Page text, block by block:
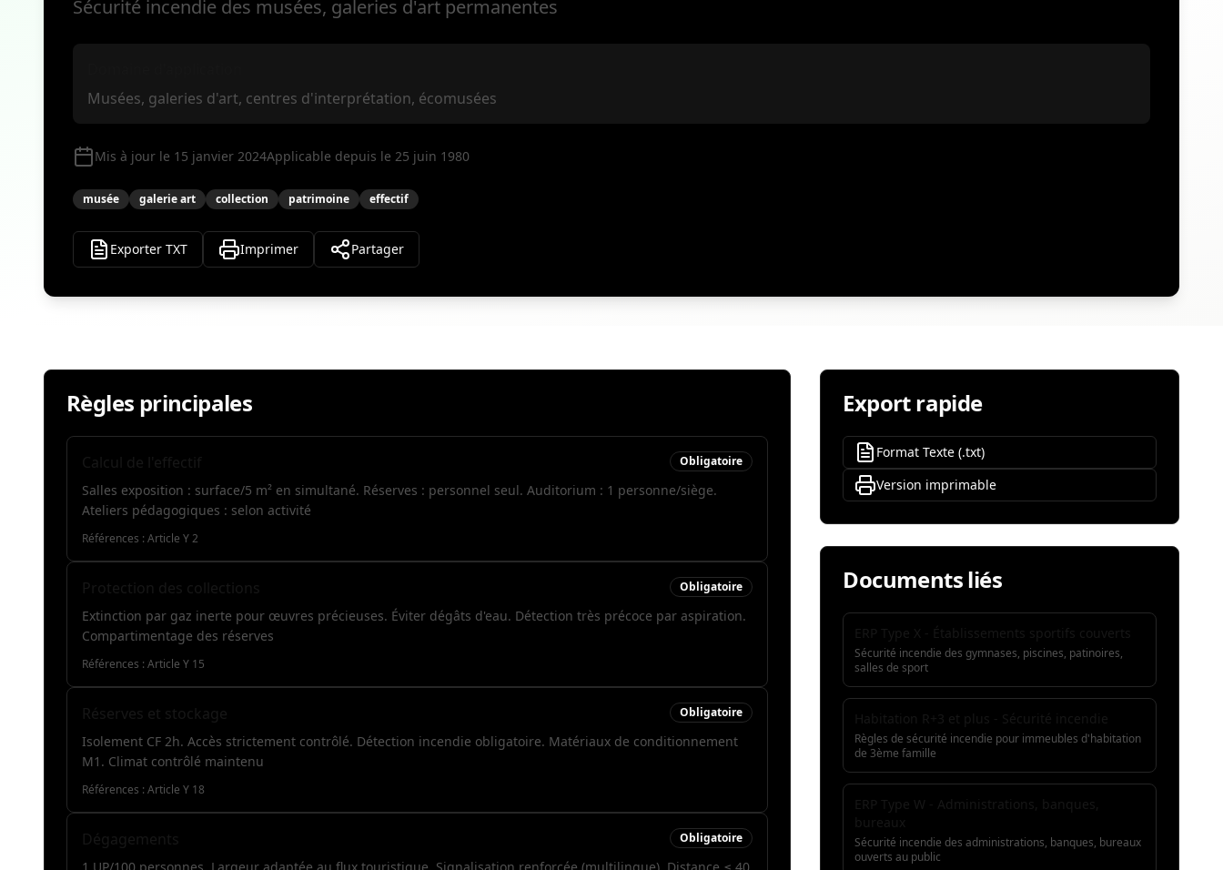
Sécurité incendie des musées, galeries d'art permanentes
Musées, galeries d'art, centres d'interprétation, écomusées
Mis à jour le 15 janvier 2024Applicable depuis le 25 juin 1980
musée galerie art collection patrimoine effectif
Exporter TXT Imprimer Partager
Règles principales
Obligatoire
Salles exposition : surface/5 m² en simultané. Réserves : personnel seul. Auditorium : 1 personne/siège.
Ateliers pédagogiques : selon activité
Références : Article Y 2
Obligatoire
Extinction par gaz inerte pour œuvres précieuses. Éviter dégâts d'eau. Détection très précoce par aspiration.
Compartimentage des réserves
Références : Article Y 15
Obligatoire
Isolement CF 2h. Accès strictement contrôlé. Détection incendie obligatoire. Matériaux de conditionnement
M1. Climat contrôlé maintenu
Références : Article Y 18
Obligatoire
Export rapide
Format Texte (.txt)
Version imprimable
Documents liés
Sécurité incendie des gymnases, piscines, patinoires,
salles de sport
Règles de sécurité incendie pour immeubles d'habitation
de 3ème famille
Sécurité incendie des administrations, banques, bureaux
ouverts au public